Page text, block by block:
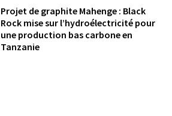
Projet de graphite Mahenge : Black
Rock mise sur l’hydroélectricité pour
une production bas carbone en
Tanzanie